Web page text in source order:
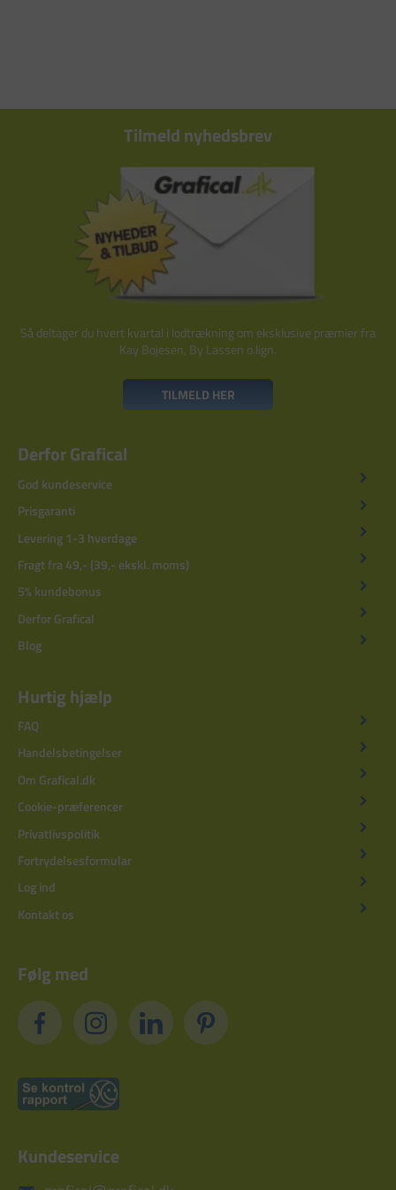
Tilmeld nyhedsbrev
Så deltager du hvert kvartal i lodtrækning om eksklusive præmier fra
Kay Bojesen, By Lassen o.lign.
TILMELD HER
Derfor Grafical
God kundeservice
Prisgaranti
Levering 1-3 hverdage
Fragt fra 49,- (39,- ekskl. moms)
5% kundebonus
Derfor Grafical
Blog
Hurtig hjælp
FAQ
Handelsbetingelser
Om Grafical.dk
Cookie-præferencer
Privatlivspolitik
Fortrydelsesformular
Log ind
Kontakt os
Følg med
Kundeservice